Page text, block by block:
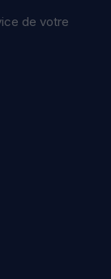
de votre